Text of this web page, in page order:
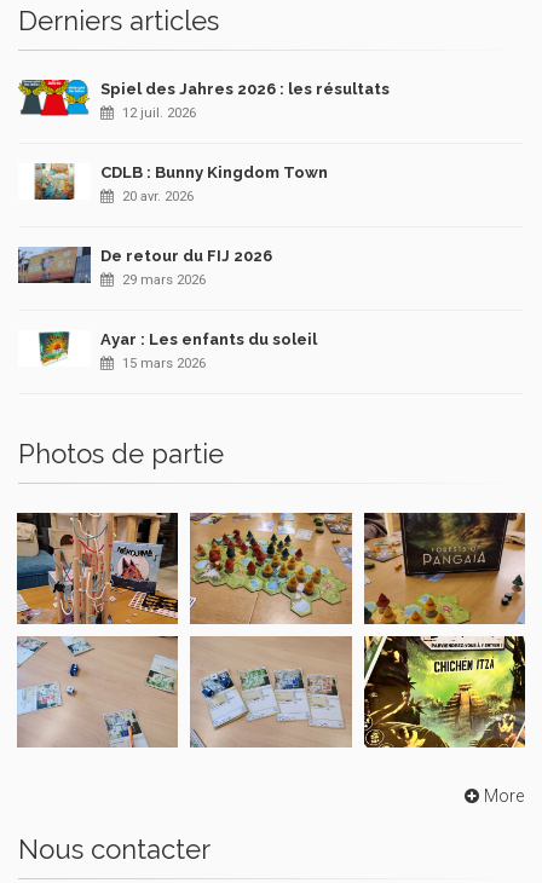
Derniers articles
Spiel des Jahres 2026 : les résultats
12 juil. 2026
CDLB : Bunny Kingdom Town
20 avr. 2026
De retour du FIJ 2026
29 mars 2026
Ayar : Les enfants du soleil
15 mars 2026
Photos de partie
More
Nous contacter